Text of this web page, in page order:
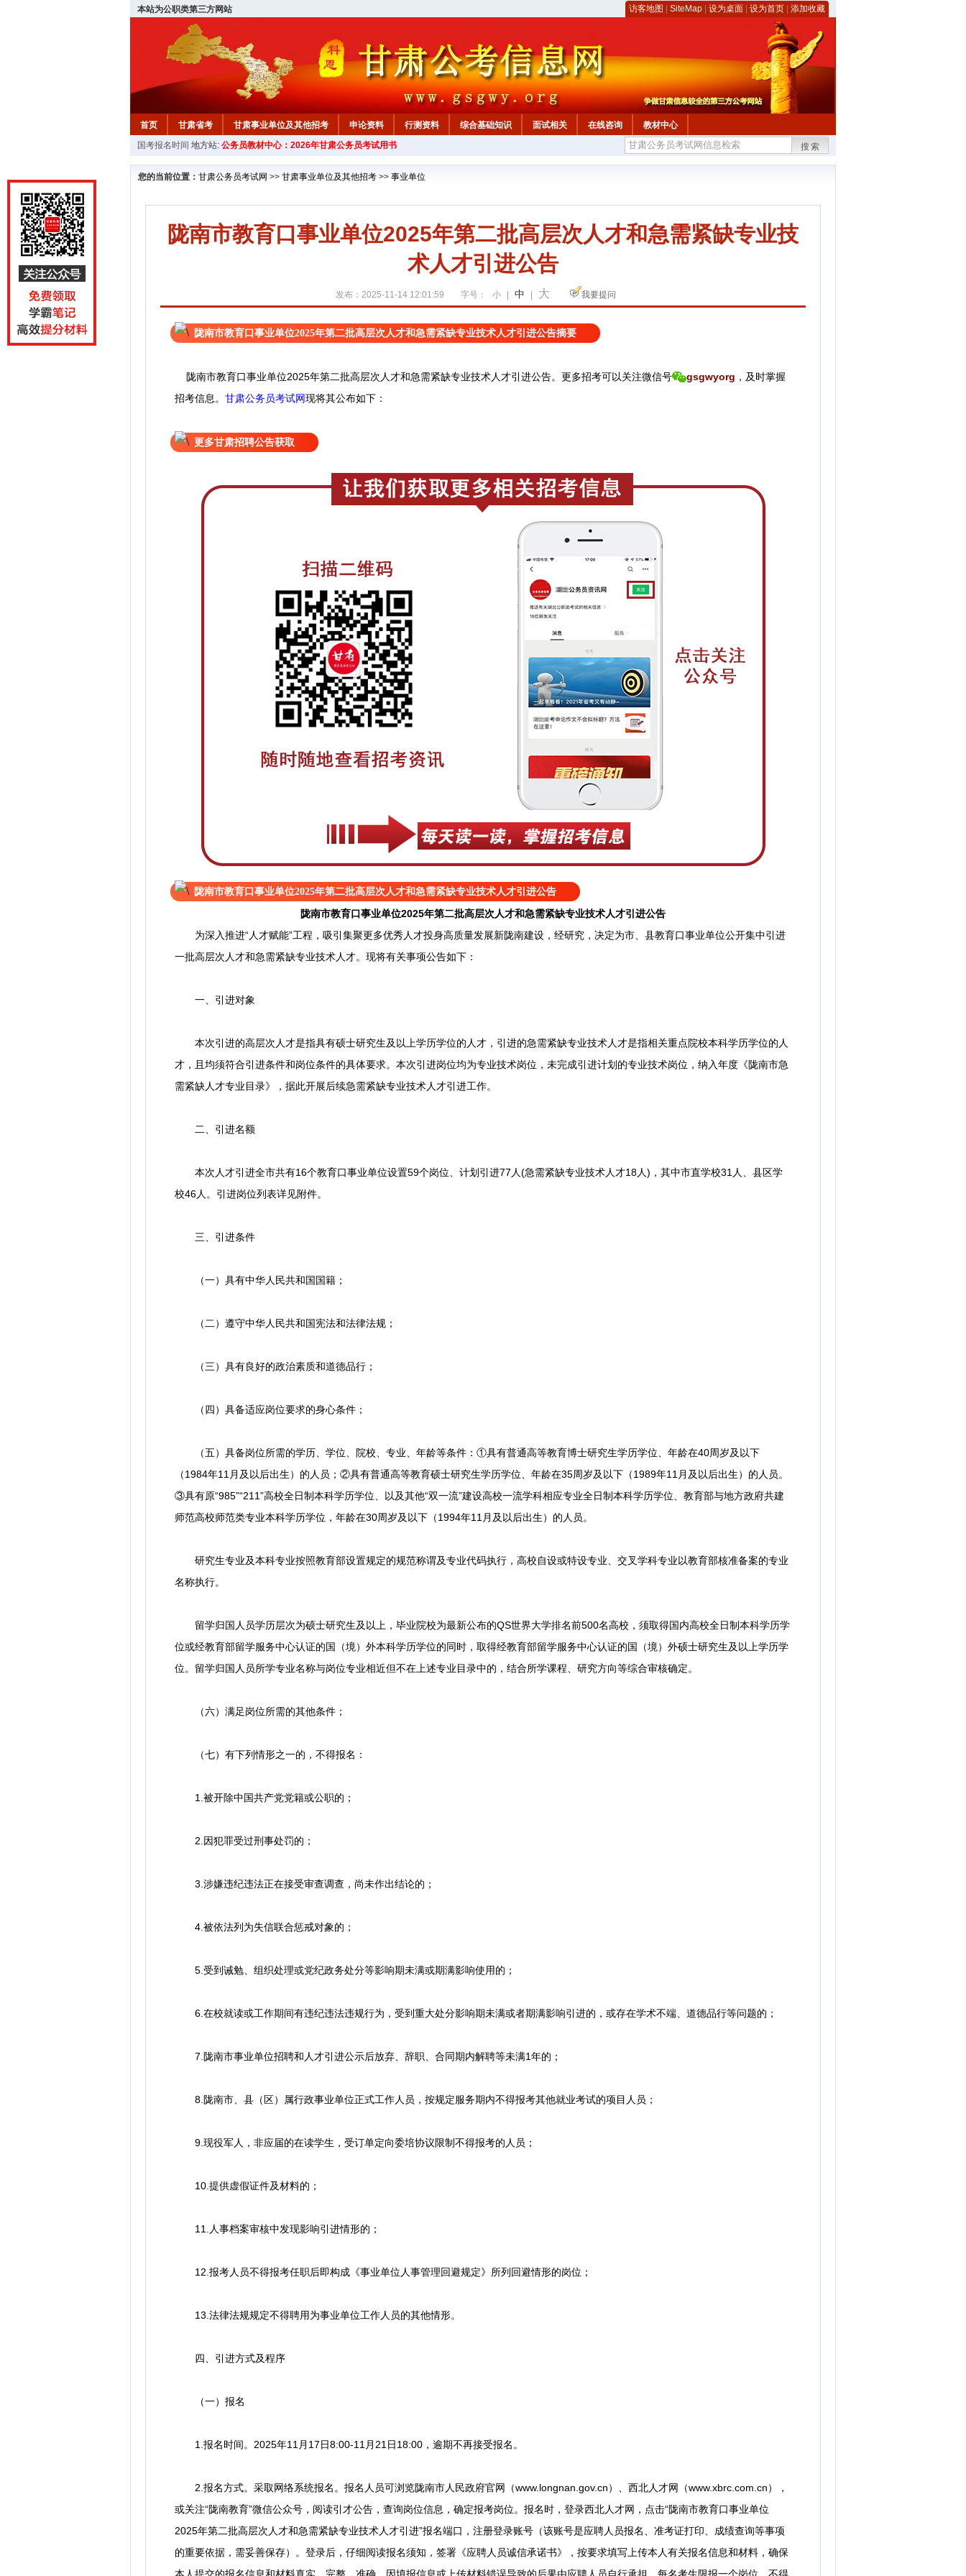
本站为公职类第三方网站 访客地图 SiteMap 设为桌面 设为首页 添加收藏
首页 甘肃省考 甘肃事业单位及其他招考 申论资料 行测资料 综合基础知识 面试相关 在线咨询
教材中心
国考报名时间 地方站: 公务员教材中心：2026年甘肃公务员考试用书 搜索
您的当前位置： 甘肃公务员考试网 >> 甘肃事业单位及其他招考 >> 事业单位
陇南市教育口事业单位2025年第二批高层次人才和急需紧缺专业技
术人才引进公告
发布：2025-11-14 12:01:59 字号： 小 中 大 我要提问
陇南市教育口事业单位2025年第二批高层次人才和急需紧缺专业技术人才引进公告摘要
陇南市教育口事业单位2025年第二批高层次人才和急需紧缺专业技术人才引进公告。 更多招考可以关注微信号 gsgwyorg ， 及时掌握
招考信息。 甘肃公务员考试网现将其公布如下：
更多甘肃招聘公告获取
陇南市教育口事业单位2025年第二批高层次人才和急需紧缺专业技术人才引进公告
陇南市教育口事业单位2025年第二批高层次人才和急需紧缺专业技术人才引进公告
为深入推进“人才赋能”工程，吸引集聚更多优秀人才投身高质量发展新陇南建设，经研究，决定为市、县教育口事业单位公开集中引进
一批高层次人才和急需紧缺专业技术人才。现将有关事项公告如下：
一、引进对象
本次引进的高层次人才是指具有硕士研究生及以上学历学位的人才，引进的急需紧缺专业技术人才是指相关重点院校本科学历学位的人
才，且均须符合引进条件和岗位条件的具体要求。本次引进岗位均为专业技术岗位，未完成引进计划的专业技术岗位，纳入年度《陇南市急
需紧缺人才专业目录》，据此开展后续急需紧缺专业技术人才引进工作。
二、引进名额
本次人才引进全市共有16个教育口事业单位设置59个岗位、计划引进77人(急需紧缺专业技术人才18人)，其中市直学校31人、县区学
校46人。引进岗位列表详见附件。
三、引进条件
（一）具有中华人民共和国国籍；
（二）遵守中华人民共和国宪法和法律法规；
（三）具有良好的政治素质和道德品行；
（四）具备适应岗位要求的身心条件；
（五）具备岗位所需的学历、学位、院校、专业、年龄等条件：①具有普通高等教育博士研究生学历学位、年龄在40周岁及以下
（1984年11月及以后出生）的人员；②具有普通高等教育硕士研究生学历学位、年龄在35周岁及以下（1989年11月及以后出生）的人员。
③具有原“985”“211”高校全日制本科学历学位、以及其他“双一流”建设高校一流学科相应专业全日制本科学历学位、教育部与地方政府共建
师范高校师范类专业本科学历学位，年龄在30周岁及以下（1994年11月及以后出生）的人员。
研究生专业及本科专业按照教育部设置规定的规范称谓及专业代码执行，高校自设或特设专业、交叉学科专业以教育部核准备案的专业
名称执行。
留学归国人员学历层次为硕士研究生及以上，毕业院校为最新公布的QS世界大学排名前500名高校，须取得国内高校全日制本科学历学
位或经教育部留学服务中心认证的国（境）外本科学历学位的同时，取得经教育部留学服务中心认证的国（境）外硕士研究生及以上学历学
位。留学归国人员所学专业名称与岗位专业相近但不在上述专业目录中的，结合所学课程、研究方向等综合审核确定。
（六）满足岗位所需的其他条件；
（七）有下列情形之一的，不得报名：
1.被开除中国共产党党籍或公职的；
2.因犯罪受过刑事处罚的；
3.涉嫌违纪违法正在接受审查调查，尚未作出结论的；
4.被依法列为失信联合惩戒对象的；
5.受到诫勉、组织处理或党纪政务处分等影响期未满或期满影响使用的；
6.在校就读或工作期间有违纪违法违规行为，受到重大处分影响期未满或者期满影响引进的，或存在学术不端、道德品行等问题的；
7.陇南市事业单位招聘和人才引进公示后放弃、辞职、合同期内解聘等未满1年的；
8.陇南市、县（区）属行政事业单位正式工作人员，按规定服务期内不得报考其他就业考试的项目人员；
9.现役军人，非应届的在读学生，受订单定向委培协议限制不得报考的人员；
10.提供虚假证件及材料的；
11.人事档案审核中发现影响引进情形的；
12.报考人员不得报考任职后即构成《事业单位人事管理回避规定》所列回避情形的岗位；
13.法律法规规定不得聘用为事业单位工作人员的其他情形。
四、引进方式及程序
（一）报名
1.报名时间。2025年11月17日8:00-11月21日18:00，逾期不再接受报名。
2.报名方式。采取网络系统报名。报名人员可浏览陇南市人民政府官网（www.longnan.gov.cn）、西北人才网（www.xbrc.com.cn），
或关注“陇南教育”微信公众号，阅读引才公告，查询岗位信息，确定报考岗位。报名时，登录西北人才网，点击“陇南市教育口事业单位
2025年第二批高层次人才和急需紧缺专业技术人才引进”报名端口，注册登录账号（该账号是应聘人员报名、准考证打印、成绩查询等事项
的重要依据，需妥善保存）。登录后，仔细阅读报名须知，签署《应聘人员诚信承诺书》，按要求填写上传本人有关报名信息和材料，确保